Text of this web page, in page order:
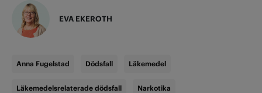
EVA EKEROTH
Anna Fugelstad Dödsfall Läkemedel
Läkemedelsrelaterade dödsfall Narkotika